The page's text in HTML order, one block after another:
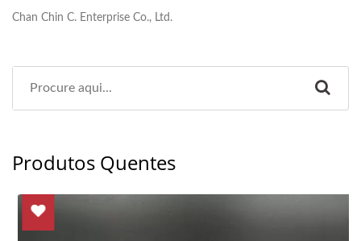
Chan Chin C. Enterprise Co., Ltd.
Produtos Quentes